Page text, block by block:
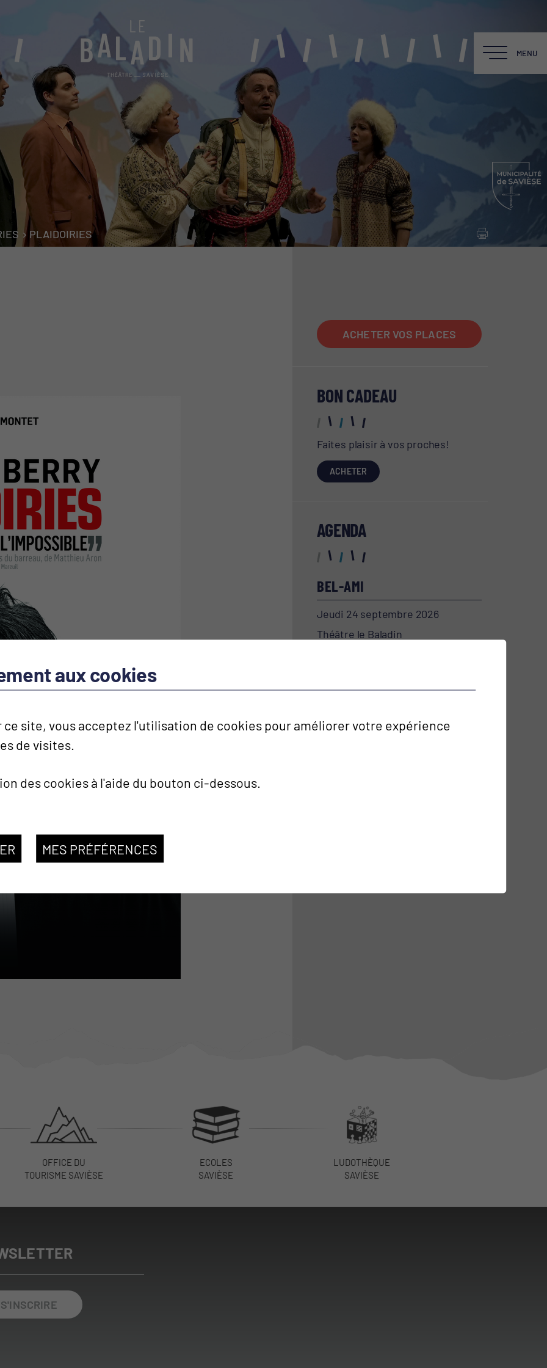
BILLETTERIE
Abonnements 2026-27
Conditions générales de vente
Billetterie en ligne
Vente au théâtre
LE BALADIN
La Cafét du Baladin
Location du Théâtre
Fiche technique PDF
ACCUEIL
MENU
PLAIDOIRIES
ACHETER VOS PLACES
BON CADEAU
Faites plaisir à vos proches!
ACHETER
AGENDA
BEL-AMI
Jeudi 24 septembre 2026
Théâtre le Baladin
Théâtre le Baladin
OFFICE DU
TOURISME SAVIÈSE
ECOLES
SAVIÈSE
LUDOTHÈQUE
SAVIÈSE
S'INSCRIRE
aux cookies
site, vous acceptez l'utilisation de cookies pour améliorer votre expérience
de visites.
des cookies à l'aide du bouton ci-dessous.
MES PRÉFÉRENCES